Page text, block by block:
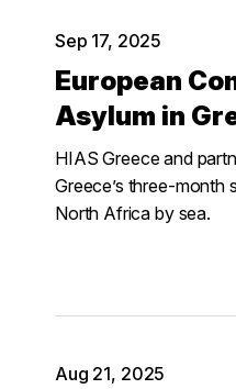
Sep 17, 2025
European
Asylum in
HIAS Greece and
Greece’s three-month
North Africa by sea.
Aug 21, 2025